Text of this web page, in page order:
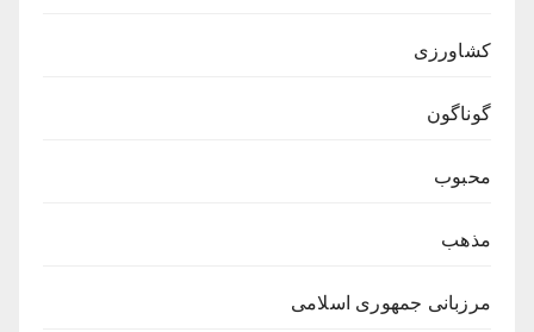
کشاورزی
گوناگون
محبوب
مذهب
مرزبانی جمهوری اسلامی